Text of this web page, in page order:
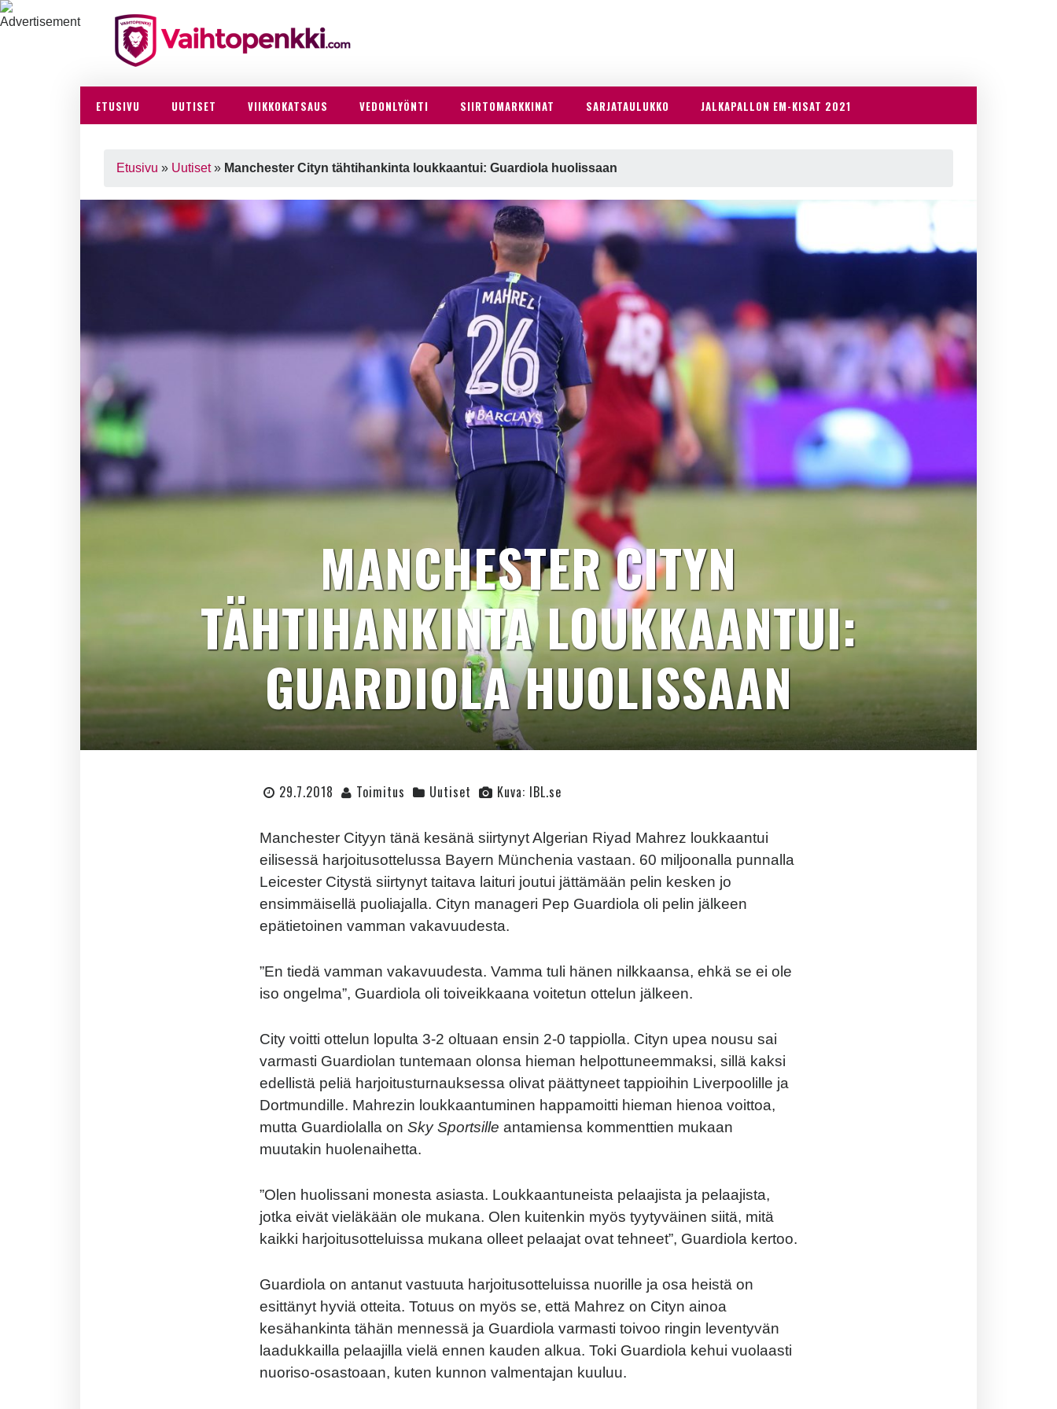
ETUSIVU UUTISET VIIKKOKATSAUS VEDONLYÖNTI SIIRTOMARKKINAT SARJATAULUKKO JALKAPALLON EM-KISAT 2021
Etusivu » Uutiset» Manchester Cityn tähtihankinta loukkaantui: Guardiola huolissaan
MANCHESTER CITYN
TÄHTIHANKINTA LOUKKAANTUI:
GUARDIOLA HUOLISSAAN
29.7.2018 Toimitus Uutiset Kuva: IBL.se
Manchester Cityyn tänä kesänä siirtynyt Algerian Riyad Mahrez loukkaantui
eilisessä harjoitusottelussa Bayern Münchenia vastaan. 60 miljoonalla punnalla
Leicester Citystä siirtynyt taitava laituri joutui jättämään pelin kesken jo
ensimmäisellä puoliajalla. Cityn manageri Pep Guardiola oli pelin jälkeen
epätietoinen vamman vakavuudesta.
”En tiedä vamman vakavuudesta. Vamma tuli hänen nilkkaansa, ehkä se ei ole
iso ongelma”, Guardiola oli toiveikkaana voitetun ottelun jälkeen.
City voitti ottelun lopulta 3-2 oltuaan ensin 2-0 tappiolla. Cityn upea nousu sai
varmasti Guardiolan tuntemaan olonsa hieman helpottuneemmaksi, sillä kaksi
edellistä peliä harjoitusturnauksessa olivat päättyneet tappioihin Liverpoolille ja
Dortmundille. Mahrezin loukkaantuminen happamoitti hieman hienoa voittoa,
mutta Guardiolalla on Sky Sportsille antamiensa kommenttien mukaan
muutakin huolenaihetta.
”Olen huolissani monesta asiasta. Loukkaantuneista pelaajista ja pelaajista,
jotka eivät vieläkään ole mukana. Olen kuitenkin myös tyytyväinen siitä, mitä
kaikki harjoitusotteluissa mukana olleet pelaajat ovat tehneet”, Guardiola kertoo.
Guardiola on antanut vastuuta harjoitusotteluissa nuorille ja osa heistä on
esittänyt hyviä otteita. Totuus on myös se, että Mahrez on Cityn ainoa
kesähankinta tähän mennessä ja Guardiola varmasti toivoo ringin leventyvän
laadukkailla pelaajilla vielä ennen kauden alkua. Toki Guardiola kehui vuolaasti
nuoriso-osastoaan, kuten kunnon valmentajan kuuluu.